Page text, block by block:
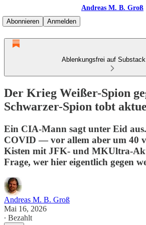
Andreas M. B. Groß
Abonnieren
Anmelden
Ablenkungsfrei auf
Der Krieg Weißer-Spion
Schwarzer-Spion tobt
Ein CIA-Mann sagt unter Eid
COVID — vor allem aber um 40
Kisten mit JFK- und MKUltra-
Frage, wer hier eigentlich gegen
Andreas M. B. Groß
Mai 16, 2026
∙ Bezahlt